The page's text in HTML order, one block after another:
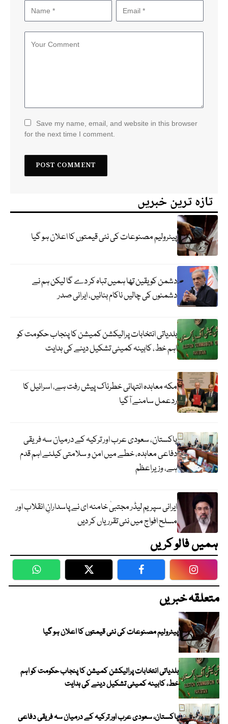
Save my name, email, and website in this browser
for the next time I comment.
تازہ ترین خبریں
پیٹرولیم مصنوعات کی نئی قیمتوں کا اعلان ہو گیا
دشمن کو یقین تھا ہمیں تباہ کر دے گا لیکن ہم نے
دشمنوں کی چالیں ناکام بنائیں، ایرانی صدر
بلدیاتی انتخابات پرالیکشن کمیشن کا پنجاب حکومت کو
اہم خط، کابینہ کمیٹی تشکیل دینے کی ہدایت
مکہ معاہدہ انتہائی خطرناک پیش رفت ہے، اسرائیل کا
ردعمل سامنے آگیا
پاکستان، سعودی عرب اور ترکیہ کے درمیان سہ فریقی
دفاعی معاہدہ، خطے میں امن و سلامتی کیلئے اہم قدم
ہے، وزیراعظم
ایرانی سپریم لیڈر مجتبیٰ خامنہ ای نے پاسدارانِ انقلاب اور
مسلح افواج میں نئی تقرریاں کر دیں
ہمیں فالو کریں
WhatsApp Twitter Facebook
متعلقہ خبریں
پیٹرولیم مصنوعات کی نئی قیمتوں کا اعلان ہو گیا
بلدیاتی انتخابات پرالیکشن کمیشن کا پنجاب حکومت کو اہم
خط، کابینہ کمیٹی تشکیل دینے کی ہدایت
پاکستان، سعودی عرب اور ترکیہ کے درمیان سہ فریقی دفاعی